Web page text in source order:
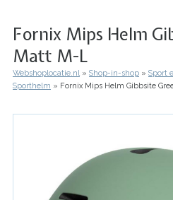
Fornix Mips Helm
Matt M-L
Kruimelpad
Webshoplocatie.nl Shop-in-shop Sport
Sporthelm
Fornix Mips Helm Gibbsite